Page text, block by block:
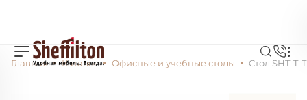
Главная Каталог Офисные и учебные столы Cтол SHT-T-